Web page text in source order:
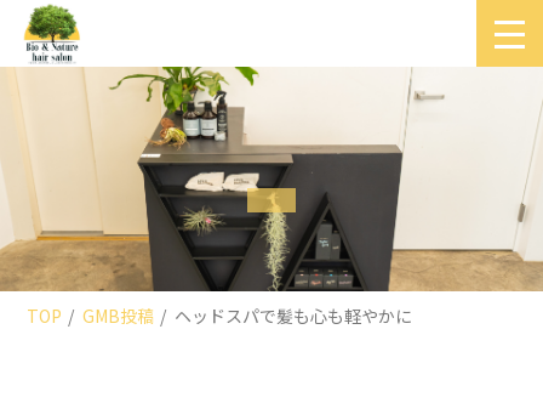
TOP GMB投稿 ヘッドスパで髪も心も軽やかに